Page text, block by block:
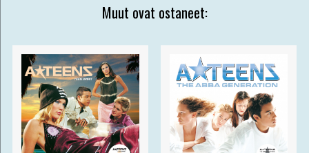
Muut ovat ostaneet: